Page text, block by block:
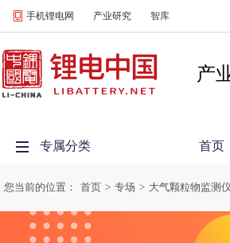
手机锂电网 产业研究 智库
产
专属分类 首页
您当前的位置： 首页 > 专场 > 大气颗粒物监测仪